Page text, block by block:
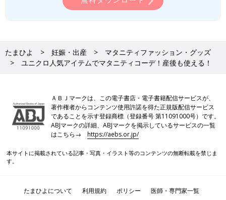
たまひよ 妊娠・出産
マタニティファッション・グッズ
ユニクロ人気アイテムでマタニティコーデ！産後も使える！
ＡＢＪマークは、この電子書店・電子書籍配信サービスが、
著作権者からコンテンツ使用許諾を得た正規版配信サービス
であることを示す登録商標（登録番号 第11091000号）です。
ABJマークの詳細、ABJマークを掲示しているサービスの一覧
はこちら→https://aebs.or.jp/
本サイトに掲載されている記事・写真・イラスト等のコンテンツの無断転載を禁じま
す。
たまひよについて 利用規約 ポリシー
医師・専門家一覧